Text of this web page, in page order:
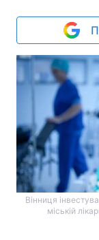
Вінниця
міській